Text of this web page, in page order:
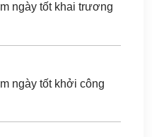
ngày tốt khai trương
ngày tốt khởi công